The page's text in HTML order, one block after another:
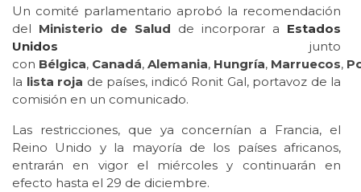
Un comité parlamentario aprobó la recomendación
del Ministerio de Salud de incorporar a Estados
Unidos junto
con Bélgica, Canadá, Alemania, Hungría, Marruecos,
la lista roja de países, indicó Ronit Gal, portavoz de la
comisión en un comunicado.
Las restricciones, que ya concernían a Francia, el
Reino Unido y la mayoría de los países africanos,
entrarán en vigor el miércoles y continuarán en
efecto hasta el 29 de diciembre.